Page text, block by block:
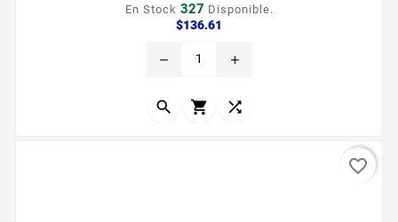
En Stock 327 Disponible.
$136.61
remove add
  
favorite_border